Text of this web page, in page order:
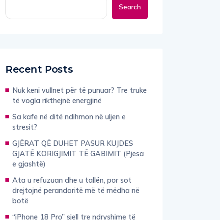
Search
Recent Posts
Nuk keni vullnet për të punuar? Tre truke
të vogla rikthejnë energjinë
Sa kafe në ditë ndihmon në uljen e
stresit?
GJËRAT QË DUHET PASUR KUJDES
GJATË KORIGJIMIT TË GABIMIT (Pjesa
e gjashtë)
Ata u refuzuan dhe u tallën, por sot
drejtojnë perandoritë më të mëdha në
botë
“iPhone 18 Pro” sjell tre ndryshime të